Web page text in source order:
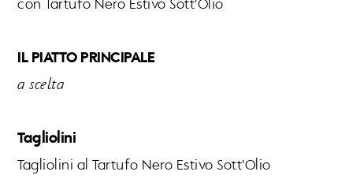
con Tartufo Nero Estivo Sott'Olio
IL PIATTO PRINCIPALE
a scelta
Tagliolini
Tagliolini al Tartufo Nero Estivo Sott'Olio